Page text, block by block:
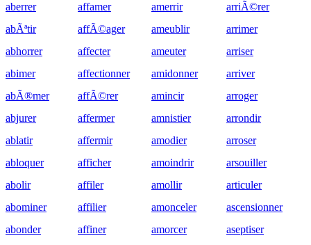
aberrer
abÃªtir
abhorrer
abimer
abÃ®mer
abjurer
ablatir
abloquer
abolir
abominer
abonder
affamer
affÃ©ager
affecter
affectionner
affÃ©rer
affermer
affermir
afficher
affiler
affilier
affiner
amerrir
ameublir
ameuter
amidonner
amincir
amnistier
amodier
amoindrir
amollir
amonceler
amorcer
arriÃ©rer
arrimer
arriser
arriver
arroger
arrondir
arroser
arsouiller
articuler
ascensionner
aseptiser